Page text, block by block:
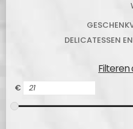
DELICATESSEN
Filteren
€